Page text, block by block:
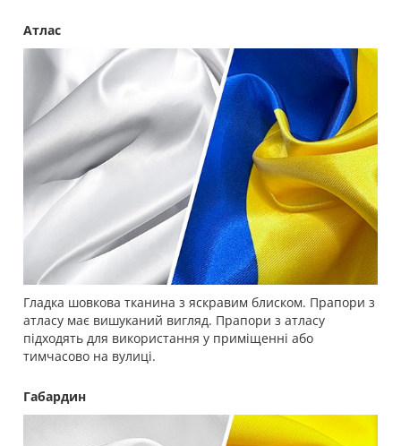
Атлас
Гладка шовкова тканина з яскравим блиском. Прапори з
атласу має вишуканий вигляд. Прапори з атласу
підходять для використання у приміщенні або
тимчасово на вулиці.
Габардин